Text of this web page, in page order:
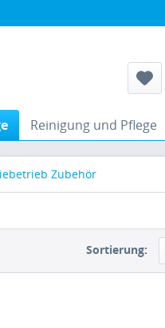
Reinigung und Pflege
Zubehör
Sortierung: